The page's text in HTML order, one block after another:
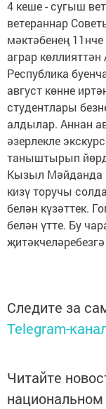
4 кеше - сугыш
ветераннар
мәктәбенең
аграр
Республика
август көнне
студентлары
алдылар. Аннан
әзерлекле
таныштырып
Кызыл Мәйданда
кизү торучы
белән күзәттек.
белән үтте. Бу
Следите за
Telegram-
Читайте